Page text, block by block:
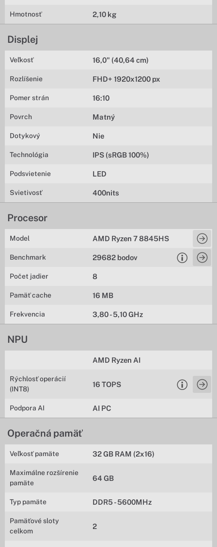
Hmotnosť 2,10 kg
Displej
Veľkosť 16,0" (40,64 cm)
Rozlíšenie FHD+ 1920x1200 px
Pomer strán 16:10
Povrch Matný
Dotykový Nie
Technológia IPS (sRGB 100%)
Podsvietenie LED
Svietivosť 400nits
Procesor
Model AMD Ryzen 7 8845HS
Benchmark 29682 bodov
Počet jadier 8
Pamäť cache 16 MB
Frekvencia 3,80 - 5,10 GHz
NPU
AMD Ryzen AI
Rýchlosť operácií
(INT8)
16 TOPS
Podpora AI AI PC
Operačná pamäť
Veľkosť pamäte 32 GB RAM (2x16)
Maximálne rozšírenie
pamäte
64 GB
Typ pamäte DDR5 - 5600MHz
Pamäťové sloty
celkom
2